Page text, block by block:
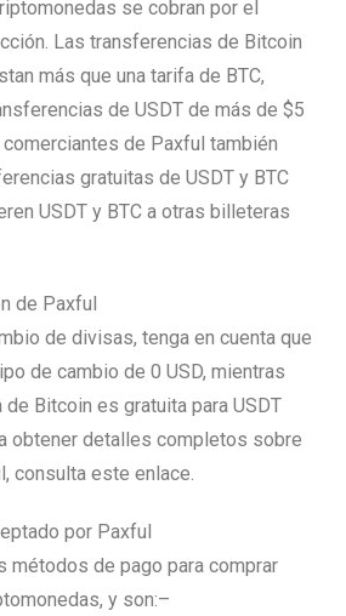
se cobran por el
Las transferencias de Bitcoin
más que una tarifa de BTC,
de USDT de más de $5
de Paxful también
gratuitas de USDT y BTC
USDT y BTC a otras billeteras
de Paxful
de divisas, tenga en cuenta que
de cambio de 0 USD, mientras
Bitcoin es gratuita para USDT
obtener detalles completos sobre
consulta este enlace.
por Paxful
métodos de pago para comprar
y son:–